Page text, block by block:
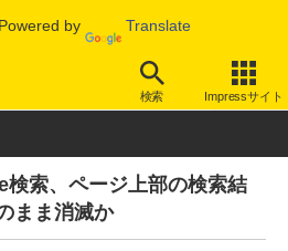
by Translate
検索 Impressサイト
ソフト サービス
索、ページ上部の検索結
まま消滅か